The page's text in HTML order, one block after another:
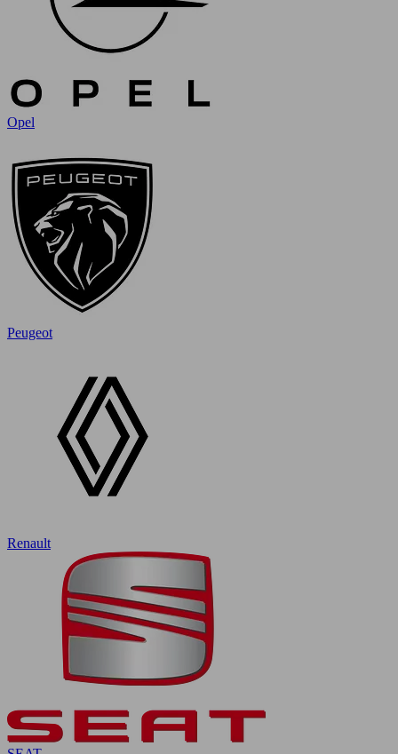
Opel
Peugeot
Renault